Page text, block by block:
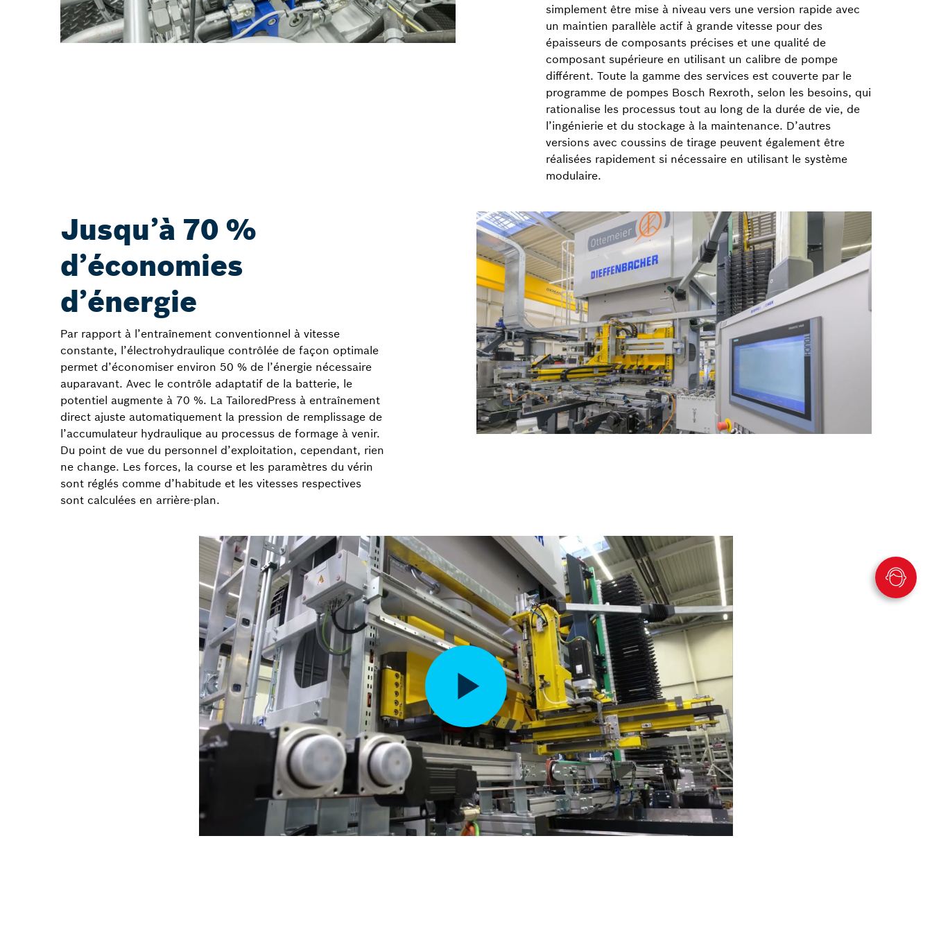
simplement être mise à niveau vers une version rapide avec
un maintien parallèle actif à grande vitesse pour des
épaisseurs de composants précises et une qualité de
composant supérieure en utilisant un calibre de pompe
différent. Toute la gamme des services est couverte par le
programme de pompes Bosch Rexroth, selon les besoins, qui
rationalise les processus tout au long de la durée de vie, de
l’ingénierie et du stockage à la maintenance. D’autres
versions avec coussins de tirage peuvent également être
réalisées rapidement si nécessaire en utilisant le système
modulaire.
Jusqu’à 70 %
d’économies
d’énergie
Par rapport à l’entraînement conventionnel à vitesse
constante, l’électrohydraulique contrôlée de façon optimale
permet d’économiser environ 50 % de l’énergie nécessaire
auparavant. Avec le contrôle adaptatif de la batterie, le
potentiel augmente à 70 %. La TailoredPress à entraînement
direct ajuste automatiquement la pression de remplissage de
l’accumulateur hydraulique au processus de formage à venir.
Du point de vue du personnel d’exploitation, cependant, rien
ne change. Les forces, la course et les paramètres du vérin
sont réglés comme d’habitude et les vitesses respectives
sont calculées en arrière-plan.